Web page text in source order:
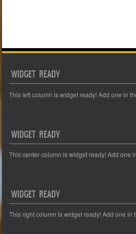
WIDGET READY
This left column is widget ready! Add one in
WIDGET READY
This center column is widget ready! Add one
WIDGET READY
This right column is widget ready! Add one in